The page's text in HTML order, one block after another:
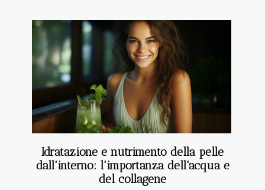
Idratazione e nutrimento della pelle
dall'interno: l'importanza dell'acqua e
del collagene